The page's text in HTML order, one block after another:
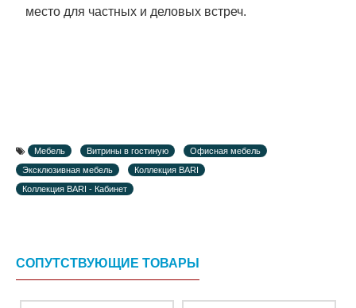
место для частных и деловых встреч.
Мебель Витрины в гостиную
Офисная мебель
Эксклюзивная мебель
Коллекция BARI
Коллекция BARI - Кабинет
СОПУТСТВУЮЩИЕ ТОВАРЫ